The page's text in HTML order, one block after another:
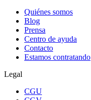
Quiénes somos
Blog
Prensa
Centro de ayuda
Contacto
Estamos contratando
Legal
CGU